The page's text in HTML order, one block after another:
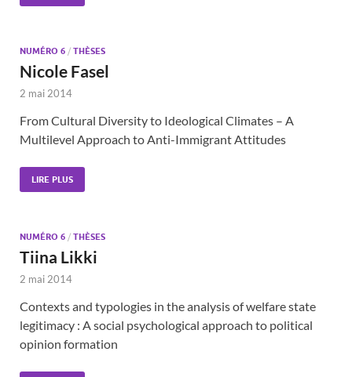
NUMÉRO 6 / THÈSES
Nicole Fasel
2 mai 2014
From Cultural Diversity to Ideological Climates – A
Multilevel Approach to Anti-Immigrant Attitudes
LIRE PLUS
NUMÉRO 6 / THÈSES
Tiina Likki
2 mai 2014
Contexts and typologies in the analysis of welfare state
legitimacy : A social psychological approach to political
opinion formation